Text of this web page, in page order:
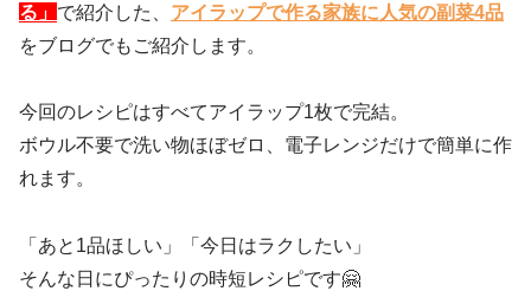
る」 で紹介した、 アイラップで作る家族に人気の副菜4品
をブログでもご紹介します。
今回のレシピはすべてアイラップ1枚で完結。
ボウル不要で洗い物ほぼゼロ、電子レンジだけで簡単に作
れます。
「あと1品ほしい」「今日はラクしたい」
そんな日にぴったりの時短レシピです🤗